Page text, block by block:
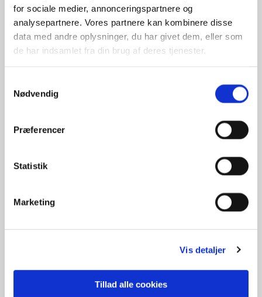
for sociale medier, annonceringspartnere og
analysepartnere. Vores partnere kan kombinere disse
data med andre oplysninger, du har givet dem, eller som
de har indsamlet fra din brug af deres tjenester.
Nødvendig
Præferencer
Statistik
Marketing
Vis detaljer
Tillad alle cookies